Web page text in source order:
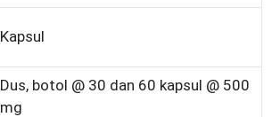
Kapsul
Dus, botol @ 30 dan 60 kapsul @ 500
mg